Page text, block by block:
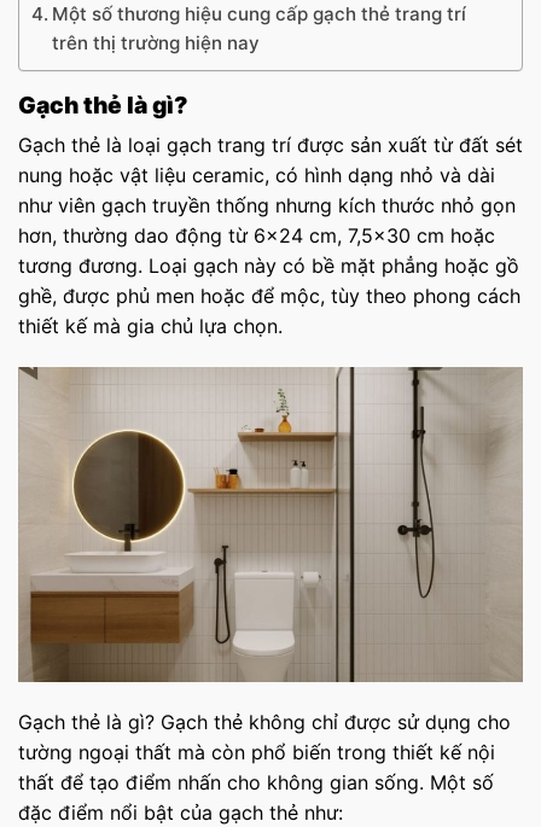
Một số thương hiệu cung cấp gạch thẻ trang trí
trên thị trường hiện nay
Gạch thẻ là gì?
Gạch thẻ là loại gạch trang trí được sản xuất từ đất sét
nung hoặc vật liệu ceramic, có hình dạng nhỏ và dài
như viên gạch truyền thống nhưng kích thước nhỏ gọn
hơn, thường dao động từ 6×24 cm, 7,5×30 cm hoặc
tương đương. Loại gạch này có bề mặt phẳng hoặc gồ
ghề, được phủ men hoặc để mộc, tùy theo phong cách
thiết kế mà gia chủ lựa chọn.
Gạch thẻ là gì? Gạch thẻ không chỉ được sử dụng cho
tường ngoại thất mà còn phổ biến trong thiết kế nội
thất để tạo điểm nhấn cho không gian sống. Một số
đặc điểm nổi bật của gạch thẻ như: